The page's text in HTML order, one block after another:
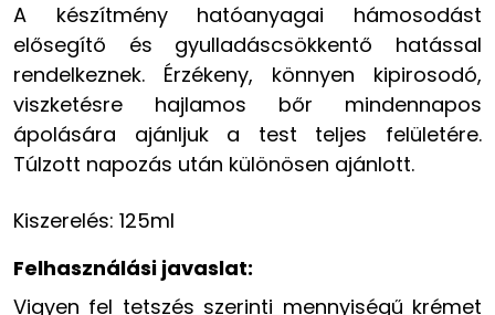
A készítmény hatóanyagai hámosodást
elősegítő és gyulladáscsökkentő hatással
rendelkeznek. Érzékeny, könnyen kipirosodó,
viszketésre hajlamos bőr mindennapos
ápolására ajánljuk a test teljes felületére.
Túlzott napozás után különösen ajánlott.
Kiszerelés: 125ml
Felhasználási javaslat:
Vigyen fel tetszés szerinti mennyiségű krémet